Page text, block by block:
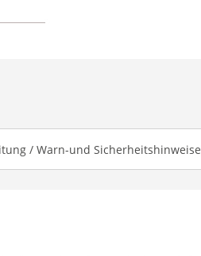
/ Warn-und Sicherheitshinweise